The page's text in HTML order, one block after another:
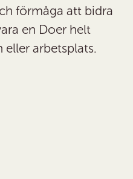
förmåga att bidra
en Doer helt
eller arbetsplats.